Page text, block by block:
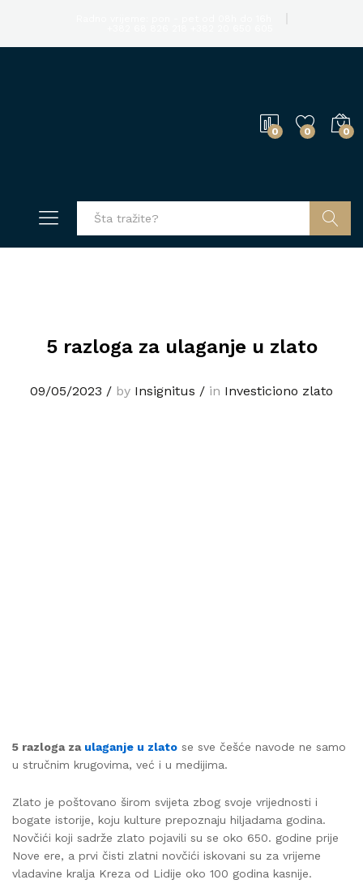
0 0 0
5 razloga za ulaganje u zlato
09/05/2023 / by Insignitus / in Investiciono zlato
5 razloga za ulaganje u zlato se sve češće navode ne samo
u stručnim krugovima, već i u medijima.
Zlato je poštovano širom svijeta zbog svoje vrijednosti i
bogate istorije, koju kulture prepoznaju hiljadama godina.
Novčići koji sadrže zlato pojavili su se oko 650. godine prije
Nove ere, a prvi čisti zlatni novčići iskovani su za vrijeme
vladavine kralja Kreza od Lidije oko 100 godina kasnije.